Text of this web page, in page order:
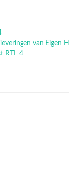
van Eigen
RTL 4